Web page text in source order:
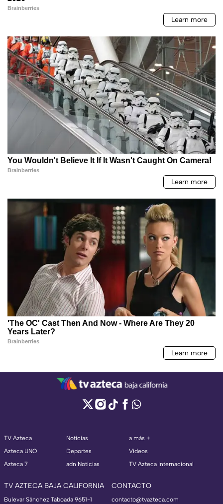
TV Azteca
Azteca UNO
Azteca 7
Noticias
Deportes
adn Noticias
a más +
Videos
TV Azteca Internacional
TV AZTECA BAJA CALIFORNIA
Bulevar Sánchez Taboada 9651-1
CONTACTO
contacto@tvazteca.com